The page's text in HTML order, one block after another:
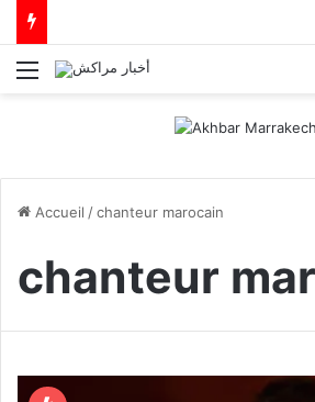
Menu
Accueil /chanteur marocain
chanteur